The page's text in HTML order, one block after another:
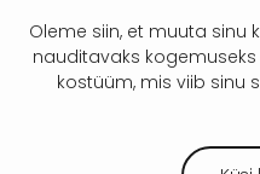
Oleme siin, et muuta sinu
nauditavaks
kostüüm, mis viib sinu